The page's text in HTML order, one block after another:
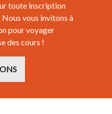
toute inscription
vous invitons à
pour voyager
des cours !